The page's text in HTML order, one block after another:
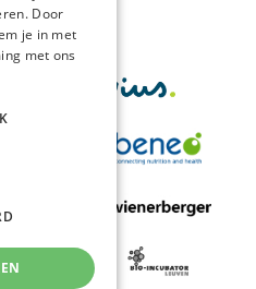
Door
je in met
met ons